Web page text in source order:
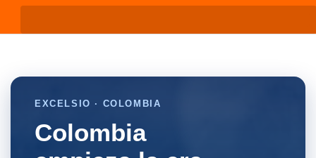
EXCELSIO · COLOMBIA
Colombia